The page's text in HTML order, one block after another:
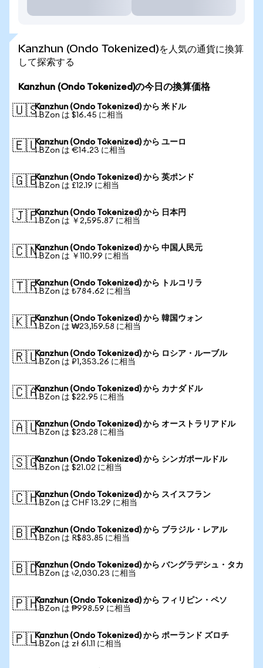
Kanzhun (Ondo Tokenized)を人気の通貨に換算
して探索する
Kanzhun (Ondo Tokenized)の今日の換算価格
🇺🇸Kanzhun (Ondo Tokenized) から 米ドル
1 BZon は $16.45 に相当
🇪🇺Kanzhun (Ondo Tokenized) から ユーロ
1 BZon は €14.23 に相当
🇬🇧Kanzhun (Ondo Tokenized) から 英ポンド
1 BZon は £12.19 に相当
🇯🇵Kanzhun (Ondo Tokenized) から 日本円
1 BZon は ￥2,595.87 に相当
🇨🇳Kanzhun (Ondo Tokenized) から 中国人民元
1 BZon は ￥110.99 に相当
🇹🇷Kanzhun (Ondo Tokenized) から トルコリラ
1 BZon は ₺784.62 に相当
🇰🇷Kanzhun (Ondo Tokenized) から 韓国ウォン
1 BZon は ₩23,159.58 に相当
🇷🇺Kanzhun (Ondo Tokenized) から ロシア・ルーブル
1 BZon は ₽1,353.26 に相当
🇨🇦Kanzhun (Ondo Tokenized) から カナダドル
1 BZon は $22.95 に相当
🇦🇺Kanzhun (Ondo Tokenized) から オーストラリアドル
1 BZon は $23.28 に相当
🇸🇬Kanzhun (Ondo Tokenized) から シンガポールドル
1 BZon は $21.02 に相当
🇨🇭Kanzhun (Ondo Tokenized) から スイスフラン
1 BZon は CHF 13.29 に相当
🇧🇷Kanzhun (Ondo Tokenized) から ブラジル・レアル
1 BZon は R$83.85 に相当
🇧🇩Kanzhun (Ondo Tokenized) から バングラデシュ・タカ
1 BZon は ৳2,030.23 に相当
🇵🇭Kanzhun (Ondo Tokenized) から フィリピン・ペソ
1 BZon は ₱998.59 に相当
🇵🇱Kanzhun (Ondo Tokenized) から ポーランド ズロチ
1 BZon は zł 61.11 に相当